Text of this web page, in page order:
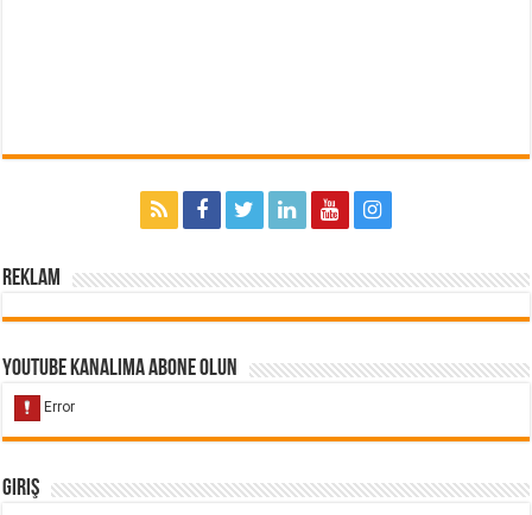
Reklam
Youtube Kanalıma Abone Olun
Giriş